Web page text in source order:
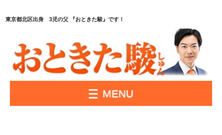
東京都北区出身 3児の父 『おときた駿』です！
MENU